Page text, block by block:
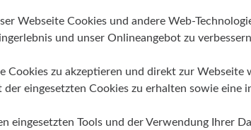
Webseite Cookies und andere Web-
und unser Onlineangebot zu
Cookies zu akzeptieren und direkt zur
eingesetzten Cookies zu erhalten sowie
eingesetzten Tools und der Verwendung Ihrer